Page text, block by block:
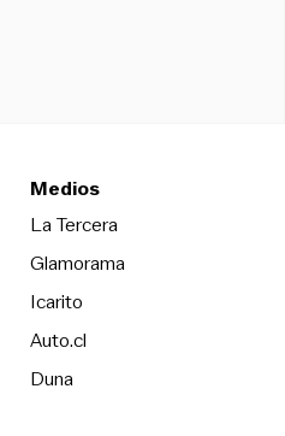
Medios
La TerceraOpens in new
Glamorama
Icarito
Auto.cl
DunaOpens in new window